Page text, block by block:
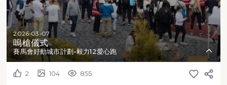
2026-03-07
嗚槍儀式
賽馬會好動城市計劃-毅力12愛心跑
2 104 855